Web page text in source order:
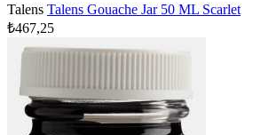
Talens Talens Gouache Jar 50 ML Scarlet
₺467,25